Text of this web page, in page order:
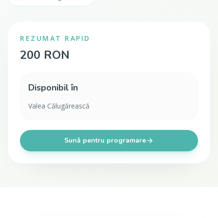
REZUMAT RAPID
200 RON
Disponibil în
Valea Călugărească
Sună pentru programare